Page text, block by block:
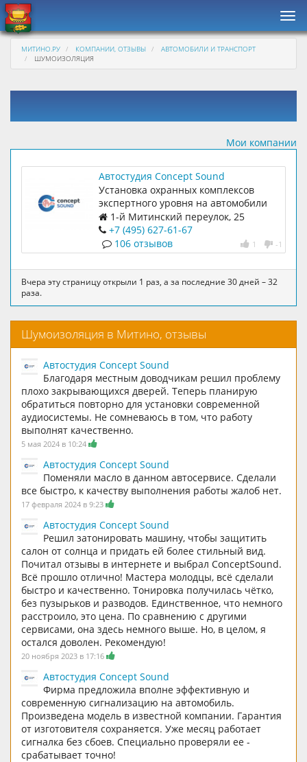
МИТИНО.РУ КОМПАНИИ, ОТЗЫВЫ
АВТОМОБИЛИ И ТРАНСПОРТ
ШУМОИЗОЛЯЦИЯ
Мои компании
Автостудия Concept Sound
Установка охранных комплексов
экспертного уровня на автомобили
иностранного производства.
Тонирование стекол пленками,
атермальная тонировка.
Шумоизоляция автомобилей.
Автозвук.
1-й Митинский переулок, 25
+7 (495) 627-61-67
1 -1
106 отзывов
Вчера эту страницу открыли 1 раз, а за последние 30 дней – 32
раза.
Шумоизоляция в Митино, отзывы
Автостудия Concept Sound
Благодаря местным доводчикам решил проблему
плохо закрывающихся дверей. Теперь планирую
обратиться повторно для установки современной
аудиосистемы. Не сомневаюсь в том, что работу
выполнят качественно.
5 мая 2024 в 10:24
Автостудия Concept Sound
Поменяли масло в данном автосервисе. Сделали
все быстро, к качеству выполнения работы жалоб нет.
17 февраля 2024 в 9:23
Автостудия Concept Sound
Решил затонировать машину, чтобы защитить
салон от солнца и придать ей более стильный вид.
Почитал отзывы в интернете и выбрал ConceptSound.
Всё прошло отлично! Мастера молодцы, всё сделали
быстро и качественно. Тонировка получилась чётко,
без пузырьков и разводов. Единственное, что немного
расстроило, это цена. По сравнению с другими
сервисами, она здесь немного выше. Но, в целом, я
остался доволен. Рекомендую!
20 ноября 2023 в 17:16
Автостудия Concept Sound
Фирма предложила вполне эффективную и
современную сигнализацию на автомобиль.
Произведена модель в известной компании. Гарантия
от изготовителя сохраняется. Уже месяц работает
сигналка без сбоев. Специально проверяли ее -
срабатывает точно!